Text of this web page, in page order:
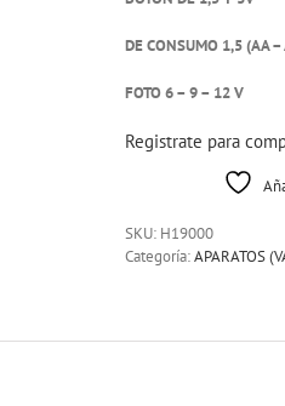
DE CONSUMO 1,5 (AA
FOTO 6 – 9 – 12 V
Registrate para
SKU: H19000
Categoría:APARATOS